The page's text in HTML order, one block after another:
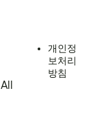
All
개인정
보처리
방침